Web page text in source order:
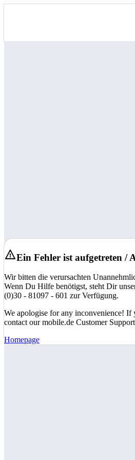
Ein Fehler ist aufgetreten /
Wir bitten die verursachten
Wenn Du Hilfe benötigst, steht Dir
(0)30 - 81097 - 601 zur Verfügung.
We apologise for any inconvenience! If
contact our mobile.de Customer
Homepage